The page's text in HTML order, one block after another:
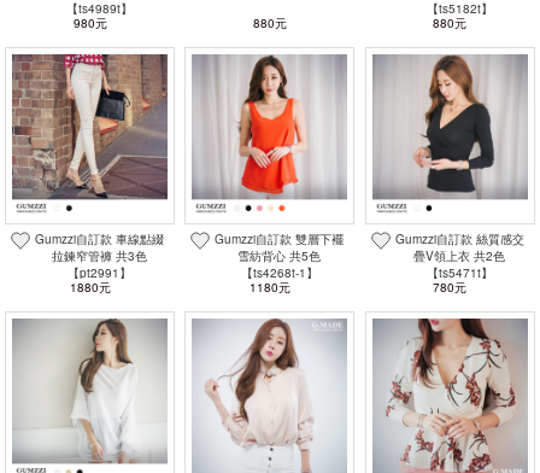
【ts4989t】
980元
880元
【ts5182t】
880元
Gumzzi自訂款 車線點綴
拉鍊窄管褲 共3色
【pt2991】
1880元
Gumzzi自訂款 雙層下襬
雪紡背心 共5色
【ts4268t-1】
1180元
Gumzzi自訂款 絲質感交
疊V領上衣 共2色
【ts5471t】
780元